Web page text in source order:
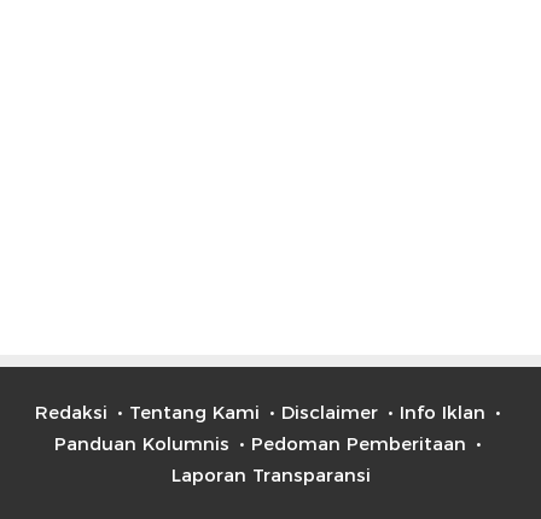
Redaksi Tentang Kami Disclaimer
Info Iklan
Panduan Kolumnis
Pedoman Pemberitaan
Laporan Transparansi